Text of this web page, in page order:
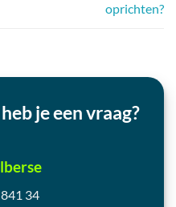
oprichten?
je een vraag?
34